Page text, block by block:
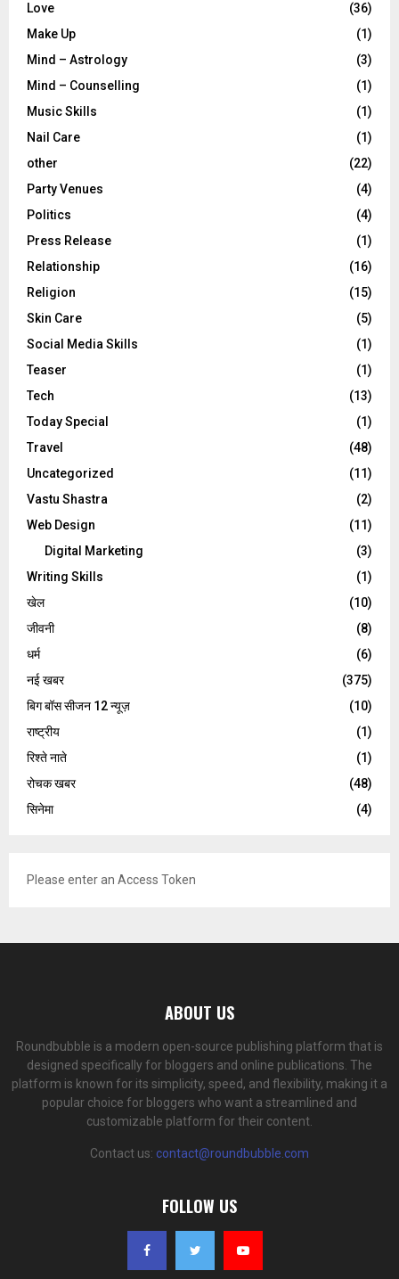
Love
(36)
Make Up
(1)
Mind – Astrology
(3)
Mind – Counselling
(1)
Music Skills
(1)
Nail Care
(1)
other
(22)
Party Venues
(4)
Politics
(4)
Press Release
(1)
Relationship
(16)
Religion
(15)
Skin Care
(5)
Social Media Skills
(1)
Teaser
(1)
Tech
(13)
Today Special
(1)
Travel
(48)
Uncategorized
(11)
Vastu Shastra
(2)
Web Design
(11)
Digital Marketing
(3)
Writing Skills
(1)
खेल
(10)
जीवनी
(8)
धर्म
(6)
नई खबर
(375)
बिग बॉस सीजन 12 न्यूज़
(10)
राष्ट्रीय
(1)
रिश्ते नाते
(1)
रोचक खबर
(48)
सिनेमा
(4)
Please enter an Access Token
ABOUT US
Roundbubble is a modern open-source publishing platform that is
designed specifically for bloggers and online publications. The
platform is known for its simplicity, speed, and flexibility, making it a
popular choice for bloggers who want a streamlined and
customizable platform for their content.
Contact us: contact@roundbubble.com
FOLLOW US